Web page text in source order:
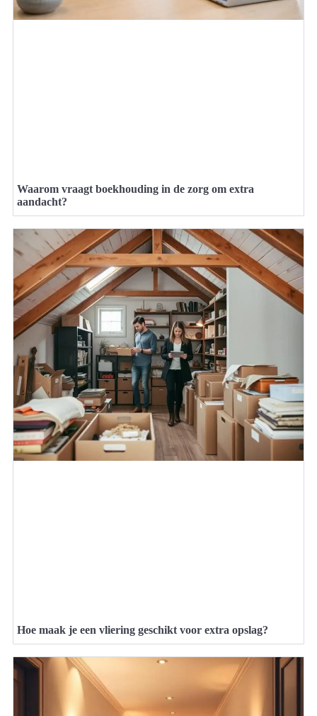
Waarom vraagt boekhouding in de zorg om extra
aandacht?
Hoe maak je een vliering geschikt voor extra opslag?